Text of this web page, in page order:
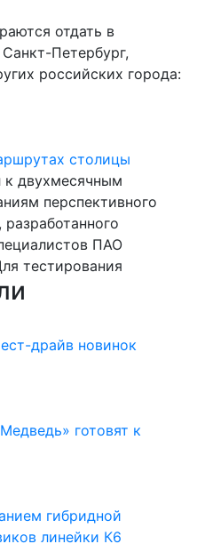
отдать в
Петербург,
российских города:
столицы
к двухмесячным
перспективного
ПАО
тестирования
драйв новинок
готовят к
гибридной
линейки К6